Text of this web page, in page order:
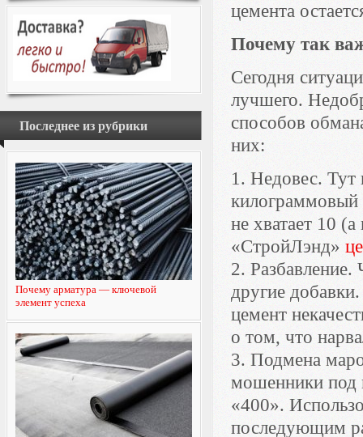
Последнее из рубрики
Почему арматура — ключевой
элемент успеха
цемента
Почему так
Сегодня
лучшего.
способов
них:
1. Недовес. Тут
килограммовый
не хватает 10
«СтройЛэнд»
2. Разбавление.
другие
цемент
о том, что
3. Подмена
мошенники под
«400».
последующим